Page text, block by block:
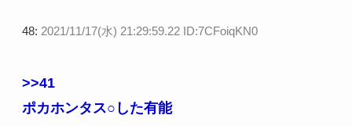
48: 2021/11/17(水) 21:29:59.22 ID:7CFoiqKN0
>>41
ポカホンタス○した有能